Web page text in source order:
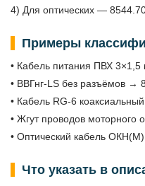
4) Для оптических —
Примеры
• Кабель питания ПВХ
• ВВГнг‑LS без разъёмов →
• Кабель RG‑6
• Жгут проводов моторного
• Оптический кабель
Что указать в